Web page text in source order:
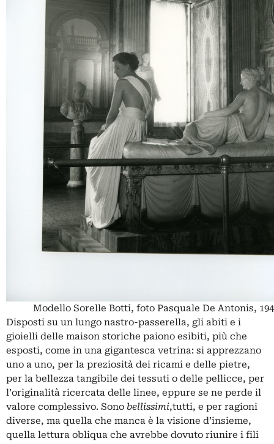
Modello Sorelle Botti, foto Pasquale De Antonis,
Disposti su un lungo nastro-passerella, gli abiti e i
gioielli delle maison storiche paiono esibiti, più che
esposti, come in una gigantesca vetrina: si apprezzano
uno a uno, per la preziosità dei ricami e delle pietre,
per la bellezza tangibile dei tessuti o delle pellicce, per
l’originalità ricercata delle linee, eppure se ne perde il
valore complessivo. Sono bellissimi,tutti, e per ragioni
diverse, ma quella che manca è la visione d’insieme,
quella lettura obliqua che avrebbe dovuto riunire i fili